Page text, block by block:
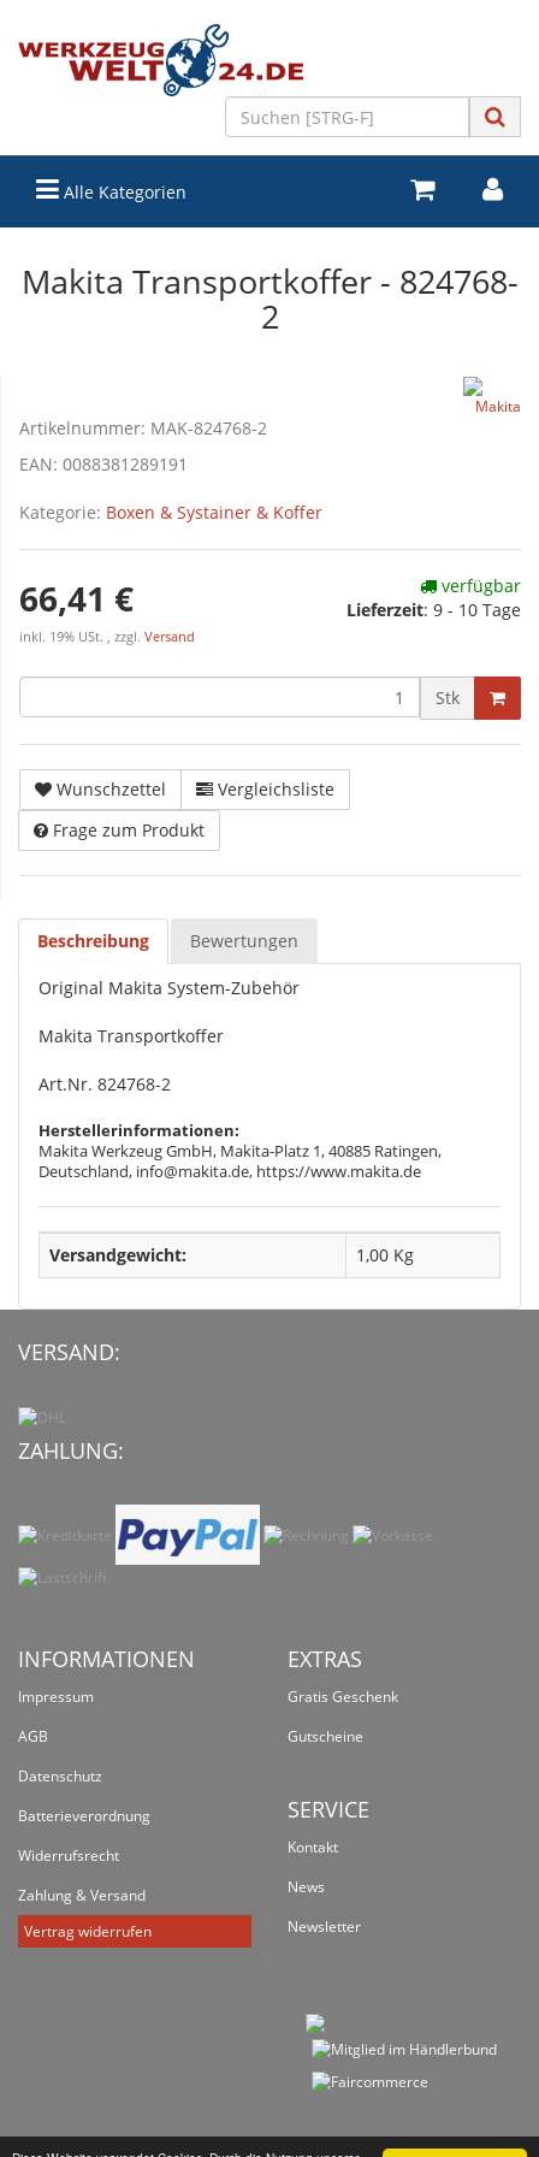
Alle Kategorien
Makita Transportkoffer - 824768-
2
Artikelnummer: MAK-824768-2
EAN: 0088381289191
Kategorie: Boxen & Systainer & Koffer
66,41 €
inkl. 19% USt. , zzgl. Versand
verfügbar
Lieferzeit: 9 - 10 Tage
Stk
Wunschzettel
Vergleichsliste
Frage zum Produkt
Beschreibung Bewertungen
Original Makita System-Zubehör
Makita Transportkoffer
Art.Nr. 824768-2
Herstellerinformationen:
Makita Werkzeug GmbH, Makita-Platz 1, 40885 Ratingen,
Deutschland, info@makita.de, https://www.makita.de
Versandgewicht: 1,00 Kg
VERSAND:
ZAHLUNG:
INFORMATIONEN
Impressum
AGB
Datenschutz
Batterieverordnung
Widerrufsrecht
Zahlung & Versand
Vertrag widerrufen
EXTRAS
Gratis Geschenk
Gutscheine
SERVICE
Kontakt
News
Newsletter